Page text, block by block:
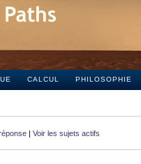
CALCUL PHILOSOPHIE
| Voir les sujets actifs